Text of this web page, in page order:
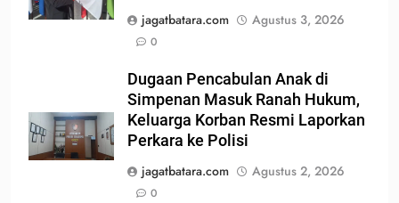
jagatbatara.com
Agustus 3, 2026
0
Dugaan Pencabulan Anak di
Simpenan Masuk Ranah Hukum,
Keluarga Korban Resmi Laporkan
Perkara ke Polisi
jagatbatara.com
Agustus 2, 2026
0